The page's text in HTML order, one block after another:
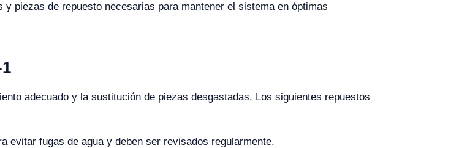
y piezas de repuesto necesarias para mantener el sistema en óptimas
adecuado y la sustitución de piezas desgastadas. Los siguientes repuestos
evitar fugas de agua y deben ser revisados regularmente.